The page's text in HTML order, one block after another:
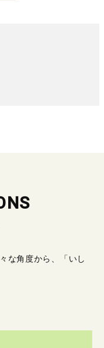
な角度から、「いし